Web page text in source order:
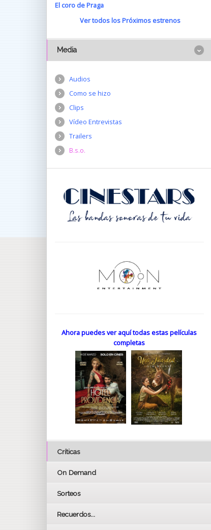
El coro de Praga
Ver todos los Próximos estrenos
Media
Audios
Como se hizo
Clips
Vídeo Entrevistas
Trailers
B.s.o.
Ahora puedes ver aquí todas estas películas
completas
Críticas
On Demand
Sorteos
Recuerdos...